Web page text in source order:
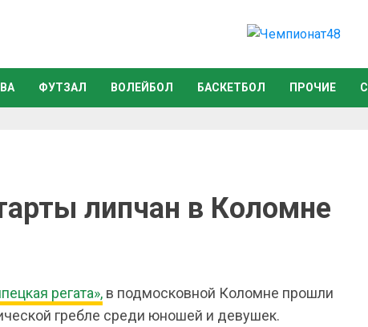
ФУТЗАЛ ВОЛЕЙБОЛ БАСКЕТБОЛ ПРОЧИЕ
липчан в Коломне
регата», в подмосковной Коломне прошли
гребле среди юношей и девушек.